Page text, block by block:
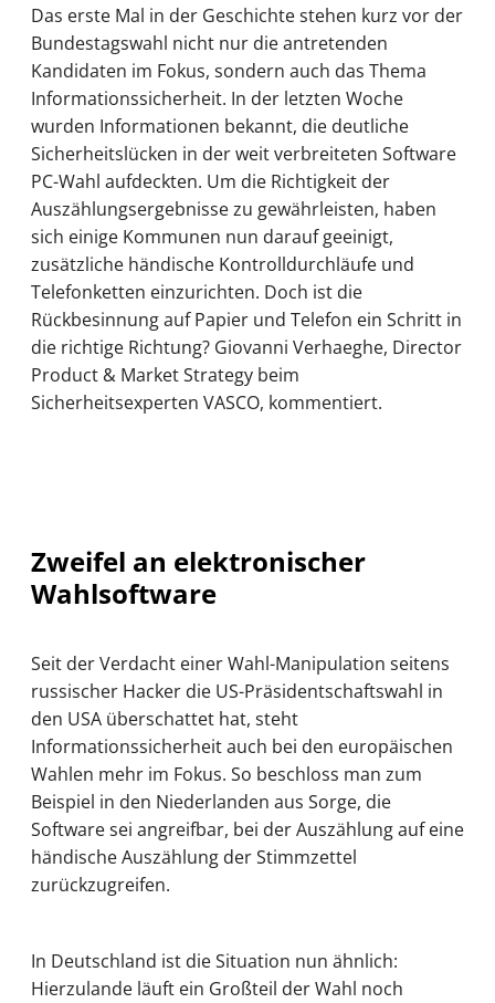
Das erste Mal in der Geschichte stehen kurz vor der
Bundestagswahl nicht nur die antretenden
Kandidaten im Fokus, sondern auch das Thema
Informationssicherheit. In der letzten Woche
wurden Informationen bekannt, die deutliche
Sicherheitslücken in der weit verbreiteten Software
PC-Wahl aufdeckten. Um die Richtigkeit der
Auszählungsergebnisse zu gewährleisten, haben
sich einige Kommunen nun darauf geeinigt,
zusätzliche händische Kontrolldurchläufe und
Telefonketten einzurichten. Doch ist die
Rückbesinnung auf Papier und Telefon ein Schritt in
die richtige Richtung? Giovanni Verhaeghe, Director
Product & Market Strategy beim
Sicherheitsexperten VASCO, kommentiert.
Zweifel an elektronischer
Wahlsoftware
Seit der Verdacht einer Wahl-Manipulation seitens
russischer Hacker die US-Präsidentschaftswahl in
den USA überschattet hat, steht
Informationssicherheit auch bei den europäischen
Wahlen mehr im Fokus. So beschloss man zum
Beispiel in den Niederlanden aus Sorge, die
Software sei angreifbar, bei der Auszählung auf eine
händische Auszählung der Stimmzettel
zurückzugreifen.
In Deutschland ist die Situation nun ähnlich:
Hierzulande läuft ein Großteil der Wahl noch